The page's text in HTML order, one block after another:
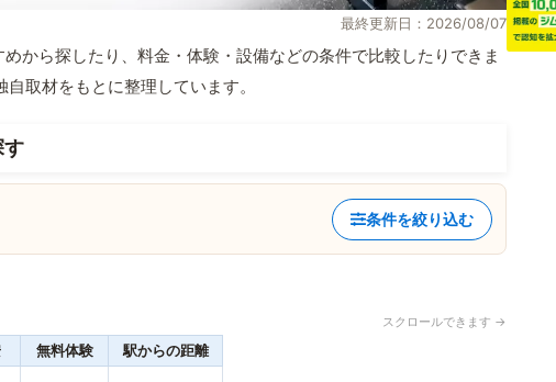
最終更新日：2026/08/07
から探したり、料金・体験・設備などの条件で比較したりできま
取材をもとに整理しています。
す
条件を絞り込む
スクロールできます →
無料体験 駅からの距離